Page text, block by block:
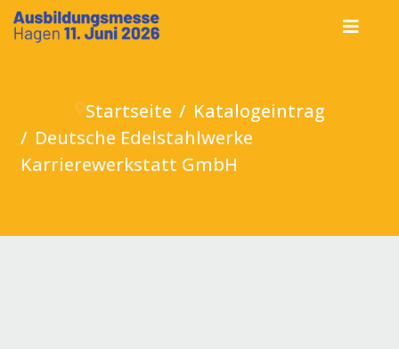
Startseite
Katalogeintrag
Deutsche Edelstahlwerke
Karrierewerkstatt GmbH